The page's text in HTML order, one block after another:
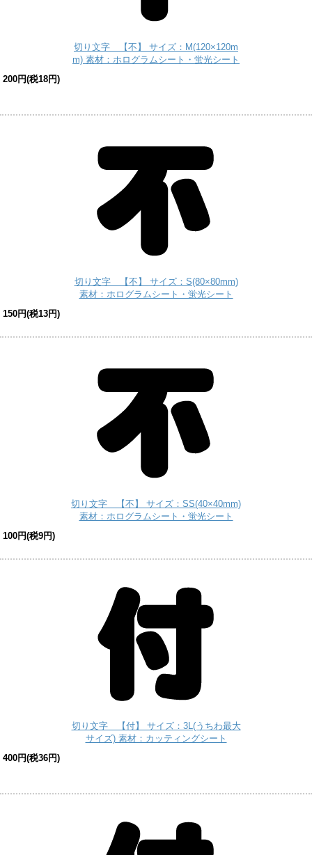
切り文字 【不】 サイズ：M(120×120m
m) 素材：ホログラムシート・蛍光シート
200円(税18円)
切り文字 【不】 サイズ：S(80×80mm)
素材：ホログラムシート・蛍光シート
150円(税13円)
切り文字 【不】 サイズ：SS(40×40mm)
素材：ホログラムシート・蛍光シート
100円(税9円)
切り文字 【付】 サイズ：3L(うちわ最大
サイズ) 素材：カッティングシート
400円(税36円)